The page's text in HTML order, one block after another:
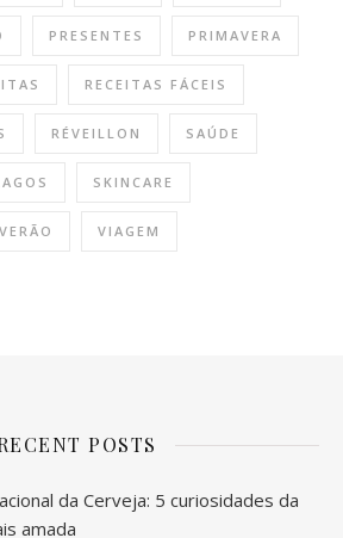
PRESENTES PRIMAVERA
RECEITAS FÁCEIS
RÉVEILLON SAÚDE
SKINCARE
VERÃO VIAGEM
POSTS
da Cerveja: 5 curiosidades da
amada